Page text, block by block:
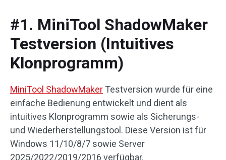
#1. MiniTool ShadowMaker
Testversion (Intuitives
Klonprogramm)
MiniTool ShadowMaker Testversion wurde für eine
einfache Bedienung entwickelt und dient als
intuitives Klonprogramm sowie als Sicherungs-
und Wiederherstellungstool. Diese Version ist für
Windows 11/10/8/7 sowie Server
2025/2022/2019/2016 verfügbar.